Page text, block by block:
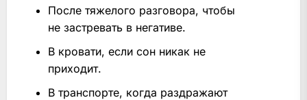
После тяжелого разговора, чтобы
не застревать в негативе.
В кровати, если сон никак не
приходит.
В транспорте, когда раздражают